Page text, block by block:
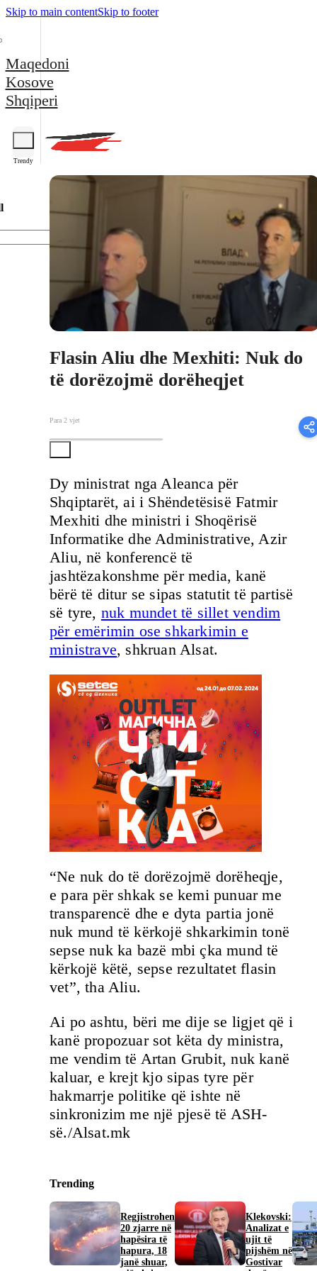
Skip to main contentSkip to footer
Maqedoni
Kosove
Shqiperi
Trendy
Flasin Aliu dhe Mexhiti: Nuk do
të dorëzojmë dorëheqjet
Para 2 vjet
Dy ministrat nga Aleanca për
Shqiptarët, ai i Shëndetësisë Fatmir
Mexhiti dhe ministri i Shoqërisë
Informatike dhe Administrative, Azir
Aliu, në konferencë të
jashtëzakonshme për media, kanë
bërë të ditur se sipas statutit të partisë
së tyre, nuk mundet të sillet vendim
për emërimin ose shkarkimin e
ministrave, shkruan Alsat.
“Ne nuk do të dorëzojmë dorëheqje,
e para për shkak se kemi punuar me
transparencë dhe e dyta partia jonë
nuk mund të kërkojë shkarkimin tonë
sepse nuk ka bazë mbi çka mund të
kërkojë këtë, sepse rezultatet flasin
vet”, tha Aliu.
Ai po ashtu, bëri me dije se ligjet që i
kanë propozuar sot këta dy ministra,
me vendim të Artan Grubit, nuk kanë
kaluar, e krejt kjo sipas tyre për
hakmarrje politike që ishte në
sinkronizim me një pjesë të ASH-
së./Alsat.mk
Trending
Regjistrohen
20 zjarre në
hapësira të
hapura, 18
janë shuar,
Klekovski:
Analizat e
ujit të
pijshëm në
Gostivar